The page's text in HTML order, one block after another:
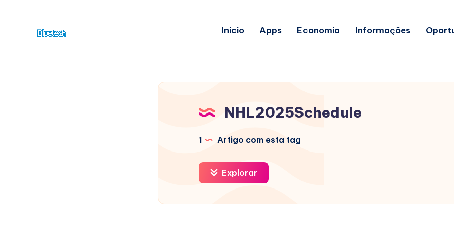
Inicio Apps Economia Informações
NHL2025Schedule
1 Artigo com esta tag
Explorar